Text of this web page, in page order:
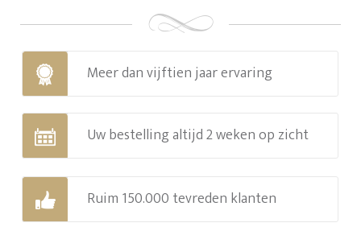
Meer dan vijftien jaar ervaring
Uw bestelling altijd 2 weken op zicht
Ruim 150.000 tevreden klanten